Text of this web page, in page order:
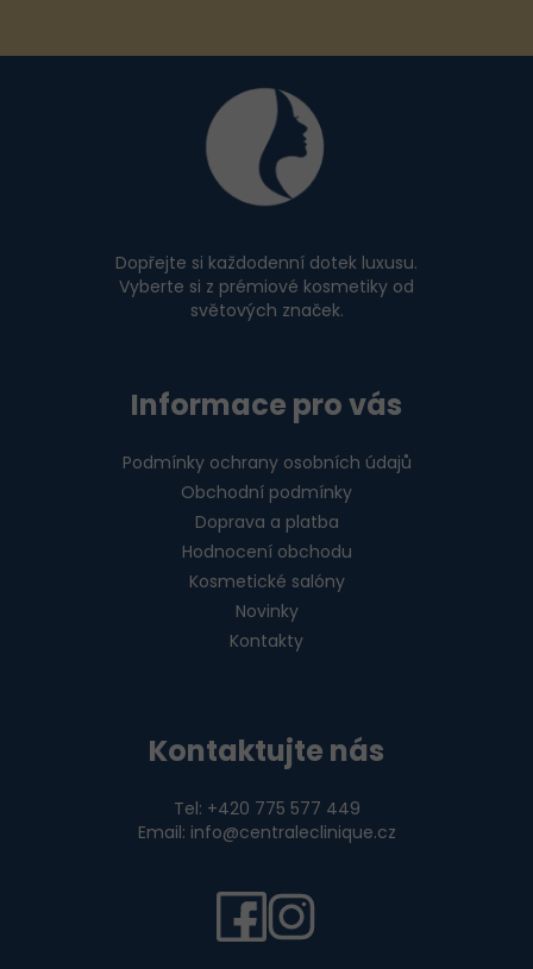
Dopřejte si každodenní dotek luxusu.
Vyberte si z prémiové kosmetiky od
světových značek.
Informace pro vás
Podmínky ochrany osobních údajů
Obchodní podmínky
Doprava a platba
Hodnocení obchodu
Kosmetické salóny
Novinky
Kontakty
Kontaktujte nás
Tel: +420 775 577 449
Email: info@centraleclinique.cz